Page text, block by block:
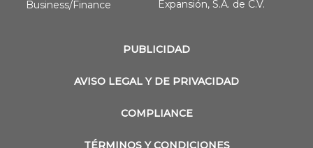
PUBLICIDAD
AVISO LEGAL Y DE PRIVACIDAD
COMPLIANCE
TÉRMINOS Y CONDICIONES
Business/Finance
Expansión, S.A. de C.V.